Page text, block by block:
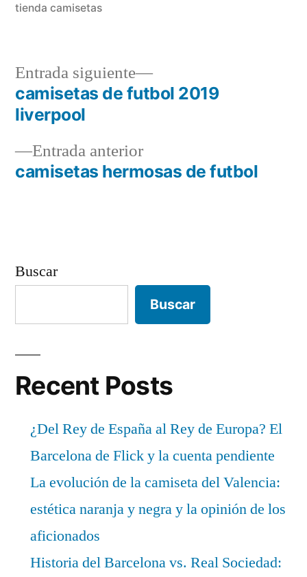
tienda camisetas
Navegación
entradas
Entrada anteriorEntrada
anterior:
camisetas hermosas de futbol
Entrada siguiente
Entrada
siguiente:
camisetas de futbol 2019
liverpool
Buscar
Buscar
Recent Posts
¿Del Rey de España al Rey de Europa? El
Barcelona de Flick y la cuenta pendiente
La evolución de la camiseta del Valencia:
estética naranja y negra y la opinión de los
aficionados
Historia del Barcelona vs. Real Sociedad: